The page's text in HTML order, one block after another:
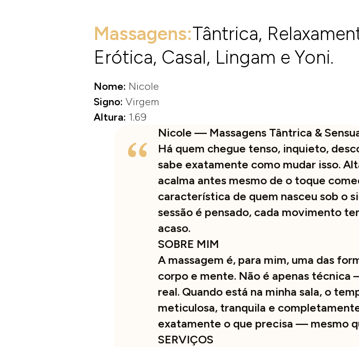
Massagens:Tântrica,
Erótica, Casal, Lingam e Yoni.
Nome: Nicole
Signo: Virgem
Altura: 1.69
Nicole — Massagens Tântrica &
Há quem chegue tenso, inquieto,
sabe exatamente como mudar isso.
acalma antes mesmo de o toque
característica de quem nasceu sob o
sessão é pensado, cada movimento
acaso.
SOBRE MIM
A massagem é, para mim, uma das
corpo e mente. Não é apenas
real. Quando está na minha sala, o
meticulosa, tranquila e
exatamente o que precisa — mesmo
SERVIÇOS